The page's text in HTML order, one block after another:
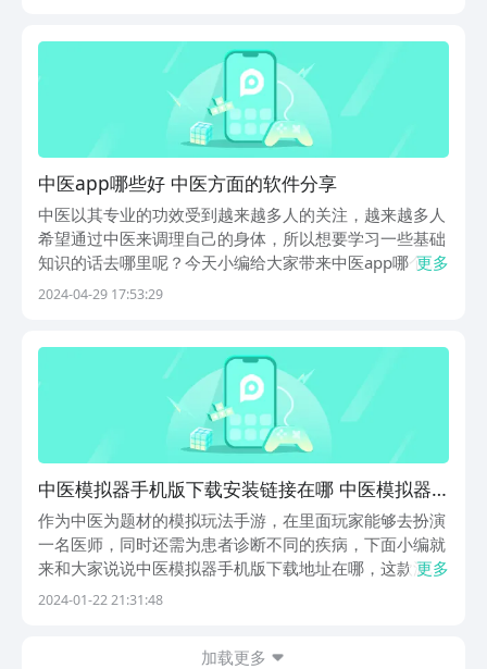
中医app哪些好 中医方面的软件分享
中医以其专业的功效受到越来越多人的关注，越来越多人
希望通过中医来调理自己的身体，所以想要学习一些基础
知识的话去哪里呢？今天小编给大家带来中医app哪个
好，为大家分享情况好用的能够让我们借助应用软件能够
软...
更多
2024-04-29 17:53:29
中医模拟器手机版下载安装链接在哪 中医模拟器
2020最新预约链接分享
作为中医为题材的模拟玩法手游，在里面玩家能够去扮演
一名医师，同时还需为患者诊断不同的疾病，下面小编就
来和大家说说中医模拟器手机版下载地址在哪，这款游戏
的玩法上十分的有趣，同时里面也是拥有很多的医学方面
更多
2024-01-22 21:31:48
加载更多